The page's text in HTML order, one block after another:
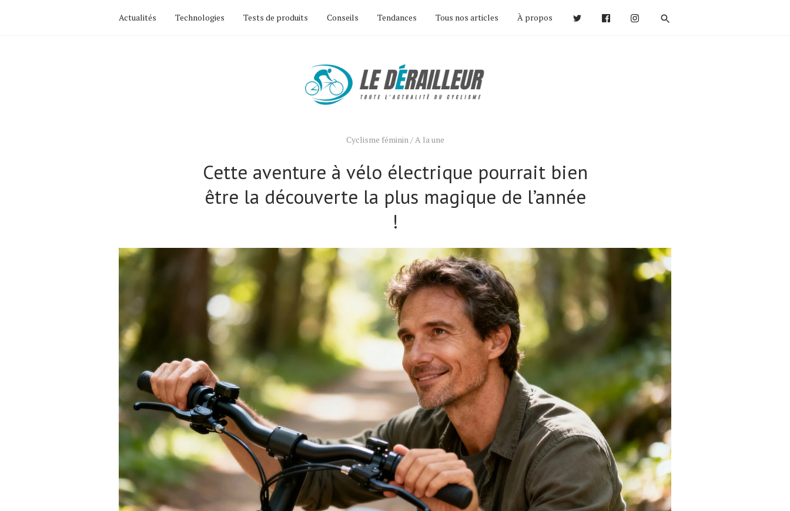
Actualités Technologies Tests de produits Conseils Tendances Tous nos articles À propos
Cyclisme féminin/A la une
Cette aventure à vélo électrique pourrait bien
être la découverte la plus magique de l’année
!